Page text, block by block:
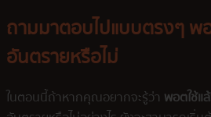
ถามมาตอบไปแบบตรงๆ พ
อันตรายหรือไม่
ในตอนนี้ถ้าหากคุณอยากจะรู้ว่า พอตใช้แ